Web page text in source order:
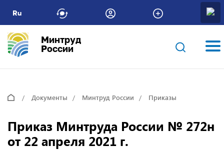
Ru
Минтруд
России
Документы Минтруд России Приказы
Приказ Минтруда России № 272н
от 22 апреля 2021 г.